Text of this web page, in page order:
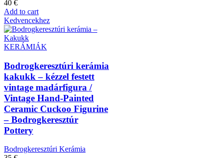
40 €
Add to cart
Kedvencekhez
KERÁMIÁK
Bodrogkeresztúri kerámia
kakukk – kézzel festett
vintage madárfigura /
Vintage Hand-Painted
Ceramic Cuckoo Figurine
– Bodrogkeresztúr
Pottery
Bodrogkeresztúri Kerámia